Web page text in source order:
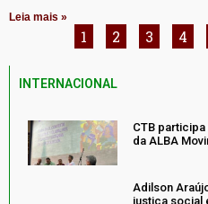
Leia mais »
1 2 3 4
INTERNACIONAL
CTB
da ALBA
Adilson
justiça social